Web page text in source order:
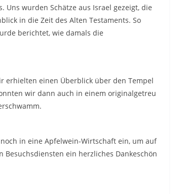
wurden Schätze aus Israel gezeigt, die
in die Zeit des Alten Testaments. So
berichtet, wie damals die
erhielten einen Überblick über den Tempel
wir dann auch in einem originalgetreu
in eine Apfelwein-Wirtschaft ein, um auf
ein herzliches Dankeschön